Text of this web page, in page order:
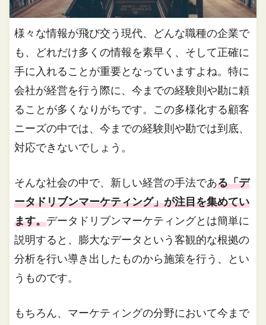
様々な情報が飛び交う現代、どんな職種の企業で
も、どれだけ多くの情報を素早く、そして正確に
手に入れることが重要となっていますよね。特に
会社が経営を行う際に、今までの経験則や勘に頼
ることが多くなりがちです。この多様化する顧客
ニーズの中では、今までの経験則や勘では到底、
対応できないでしょう。
そんな社会の中で、新しい経営の手法である「デ
ータドリブンマーケティング」が注目を集めてい
ます。データドリブンマーケティングとは簡単に
説明すると、膨大なデータという客観的な根拠の
分析を行い導き出したものから施策を行う、とい
うものです。
もちろん、マーケティングの分野において今まで